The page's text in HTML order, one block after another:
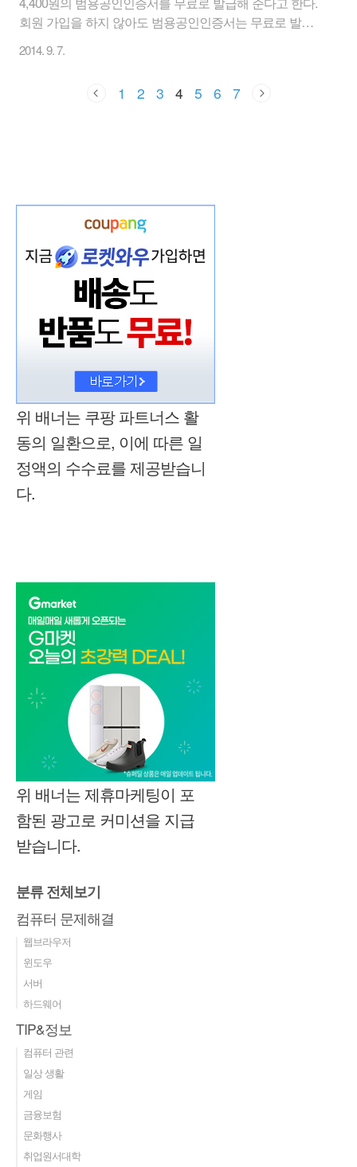
회원 가입을 하지 않아도 범용공인인증서는 무료로 발급
한국원격평생교육원 ] 범용공인인증서란? 공인인증서란
할 수 있도록 해 주는 사이버 인감증명서 이다. 공인인증
면 은행/증권/본인인증/연말정산관련 업무체크 등 모든 분
2014. 9. 7.
1 2 3 4 5 6 7
위 배너는 쿠팡 파트너스 활
동의 일환으로, 이에 따른 일
정액의 수수료를 제공받습니
다.
위 배너는 제휴마케팅이 포
함된 광고로 커미션을 지급
받습니다.
분류 전체보기
컴퓨터 문제해결
웹브라우저
윈도우
서버
하드웨어
TIP&정보
컴퓨터 관련
일상 생활
게임
금융보험
문화행사
취업원서대학